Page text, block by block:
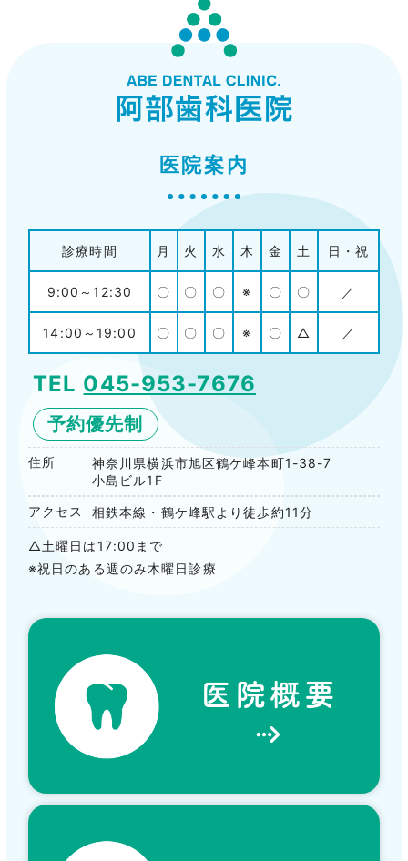
医院案内
診療時間 月 火 水 木 金 土 日・祝
9:00～12:30 〇 〇 〇 ※ 〇 〇 ／
14:00～19:00 〇 〇 〇 ※ 〇 △ ／
TEL 045-953-7676
予約優先制
住所
神奈川県横浜市旭区鶴ケ峰本町1-38-7
小島ビル1F
アクセス
相鉄本線・鶴ケ峰駅より徒歩約11分
△土曜日は17:00まで
※祝日のある週のみ木曜日診療